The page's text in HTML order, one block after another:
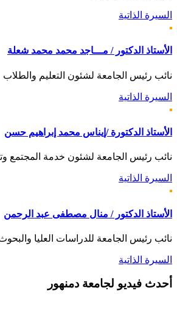
السيرة الذاتية
الأستاذ الدكتور / مـــاجد محمد محمد شعلة
نائب رئيس الجامعة لشئون التعليم والطلاب
السيرة الذاتية
الأستاذ الدكتورة /إيناس محمد إبراهيم حسن
نائب رئيس الجامعة لشئون خدمة المجتمع
السيرة الذاتية
الأستاذ الدكتور / منال مصطفى عبد الرحمن
نائب رئيس الجامعة للدراسات العليا
السيرة الذاتية
أحدث فيديو لجامعة دمنهور